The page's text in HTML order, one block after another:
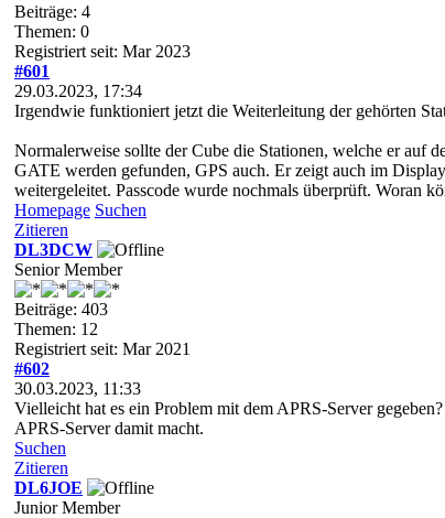
Beiträge: 4
Themen: 0
Registriert seit: Mar 2023
#601
29.03.2023, 17:34
Irgendwie funktioniert jetzt die Weiterleitung der gehörten
Normalerweise sollte der Cube die Stationen, welche er auf
GATE werden gefunden, GPS auch. Er zeigt auch im
weitergeleitet. Passcode wurde nochmals überprüft. Woran
Homepage Suchen
Zitieren
DL3DCW
Senior Member
Beiträge: 403
Themen: 12
Registriert seit: Mar 2021
#602
30.03.2023, 11:33
Vielleicht hat es ein Problem mit dem APRS-Server
APRS-Server damit macht.
Suchen
Zitieren
DL6JOE
Junior Member